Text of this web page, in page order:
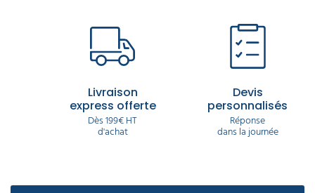
Livraison
express offerte
Dès 199€ HT
d'achat
Devis
personnalisés
Réponse
dans la journée